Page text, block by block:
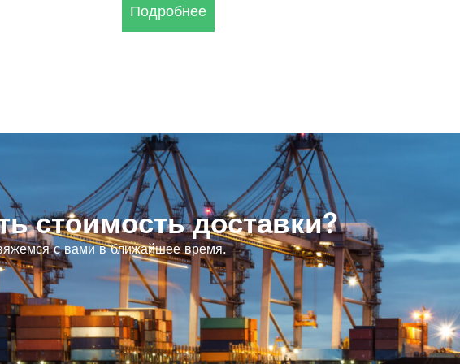
Подробнее
стоимость доставки?
с вами в ближайшее время.